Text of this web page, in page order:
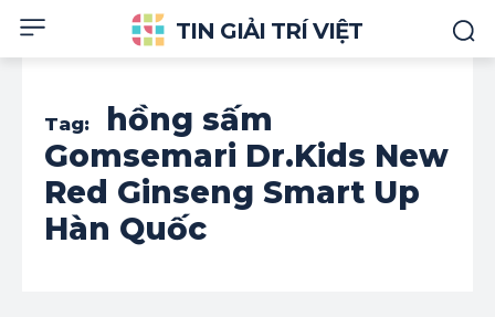
TIN GIẢI TRÍ VIỆT
Tag:
hồng sấm
Gomsemari Dr.Kids New
Red Ginseng Smart Up
Hàn Quốc